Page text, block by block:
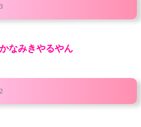
なみきやるやん